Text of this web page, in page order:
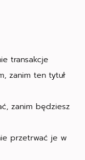
transakcje
zanim ten tytuł
zanim będziesz
przetrwać je w